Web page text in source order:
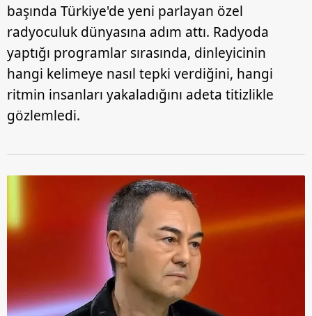
başında Türkiye'de yeni parlayan özel
radyoculuk dünyasına adım attı. Radyoda
yaptığı programlar sırasında, dinleyicinin
hangi kelimeye nasıl tepki verdiğini, hangi
ritmin insanları yakaladığını adeta titizlikle
gözlemledi.